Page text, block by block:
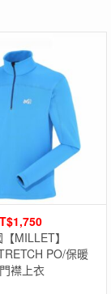
1,750
MILLET】
PO/保暖
襟上衣